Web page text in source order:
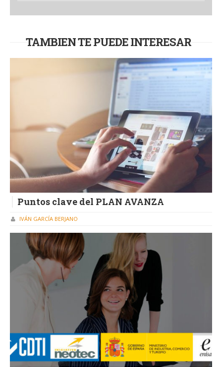
TAMBIEN TE PUEDE INTERESAR
Puntos clave del PLAN AVANZA
IVÁN GARCÍA BERJANO